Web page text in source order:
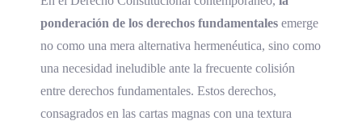
ponderación de los derechos fundamentales emerge
no como una mera alternativa hermenéutica, sino como
una necesidad ineludible ante la frecuente colisión
entre derechos fundamentales. Estos derechos,
consagrados en las cartas magnas con una textura